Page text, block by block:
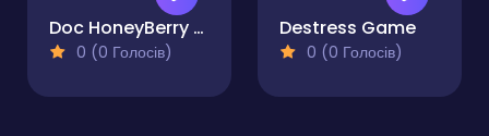
Doc HoneyBerry Kitty Surgery
0 (0 Голосів)
Destress Game
0 (0 Голосів)